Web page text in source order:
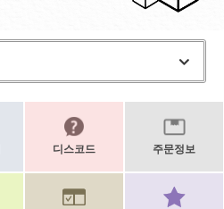
디스코드 주문정보